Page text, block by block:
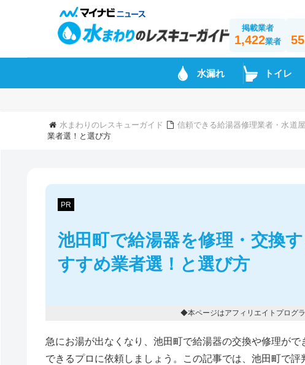
掲載業者
1,422業者
水漏れ トイレ
水まわりのレスキューガイド 信頼できる給湯器修理業者・水道
業者選！と選び方
PR
池田町で給湯器を修理・交換
すすめ業者選！と選び方
◆本ページはアフィリエイトプログ
急にお湯が出なくなり、池田町で給湯器の交換や修理が
できるプロに依頼しましょう。この記事では、池田町で